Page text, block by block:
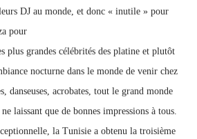
DJ au monde, et donc « inutile » pour
pour
plus grandes célébrités des platine et plutôt
nocturne dans le monde de venir chez
danseuses, acrobates, tout le grand monde
laissant que de bonnes impressions à tous.
la Tunisie a obtenu la troisième